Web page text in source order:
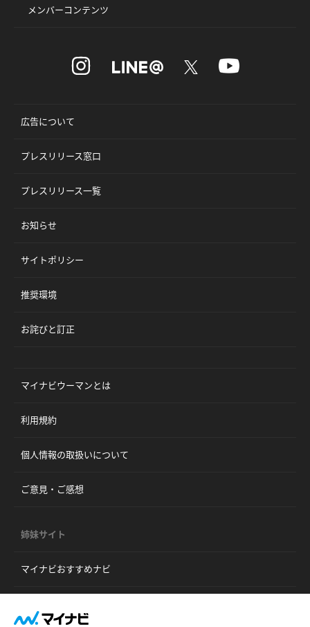
メンバーコンテンツ
広告について
プレスリリース窓口
プレスリリース一覧
お知らせ
サイトポリシー
推奨環境
お詫びと訂正
マイナビウーマンとは
利用規約
個人情報の取扱いについて
ご意見・ご感想
姉妹サイト
マイナビおすすめナビ